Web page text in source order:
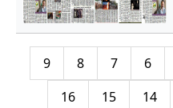
6
7
8
9
14
15
16